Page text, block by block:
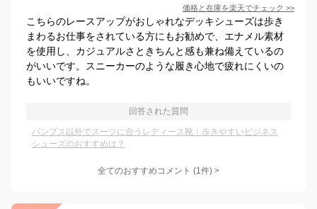
価格と在庫を楽天でチェック >>
こちらのレースアップがおしゃれなデッキシューズは歩き
まわるお仕事をされている方にもお勧めで、エナメル素材
を使用し、カジュアルさときちんと感も兼ね備えているの
がいいです。スニーカーのような履き心地で疲れにくいの
もいいですね。
回答された質問
パンプス以外でスーツに合うレディース靴｜歩きやすいビジネス
シューズのおすすめは？
全てのおすすめコメント (1件) >